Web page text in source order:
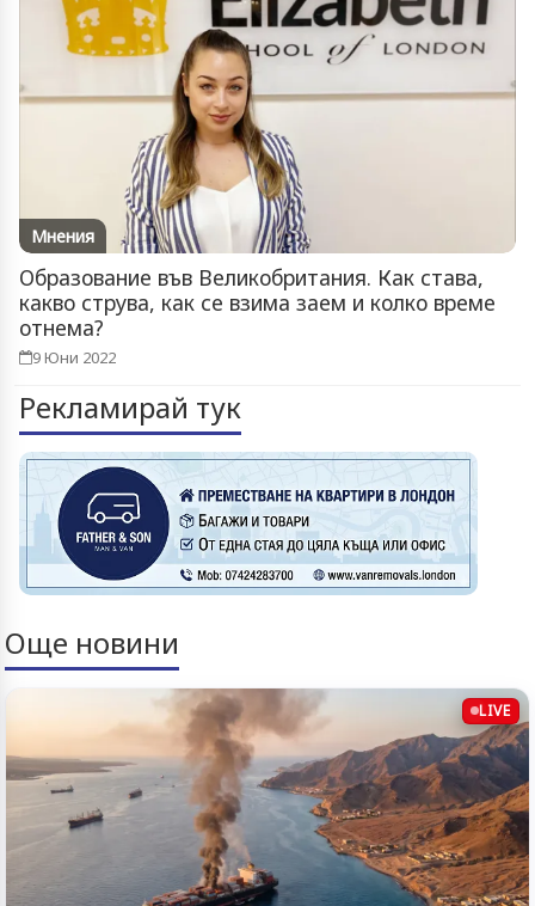
Мнения
Образование във Великобритания. Как става,
какво струва, как се взима заем и колко време
отнема?
9 Юни 2022
Рекламирай тук
Още новини
LIVE